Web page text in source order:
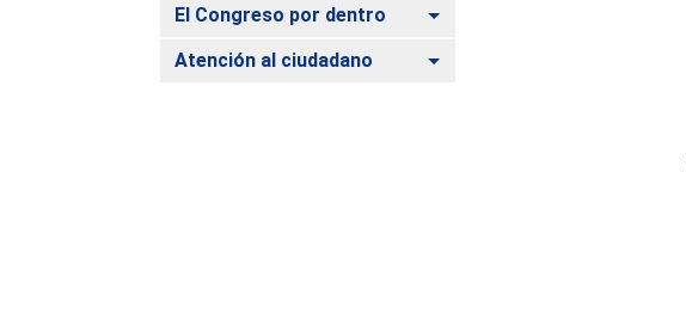
El Congreso por dentro Alternar
Atención al ciudadano Alternar